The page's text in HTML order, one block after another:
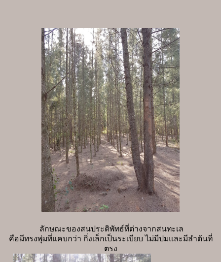
ลักษณะของสนประดิพัทธ์ที่ต่างจากสนทะเล
คือมีทรงพุ่มที่แคบกว่า กิ่งเล็กเป็นระเบียบ ไม่มีปมและมีลำต้นที่
ตรง